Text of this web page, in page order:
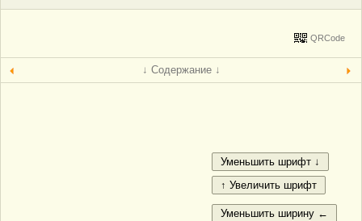
QRCode
↓ Содержание ↓